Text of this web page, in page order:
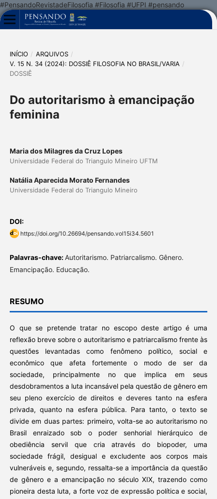
#PensandoRevistadeFilosofia #Filosofia #UFPI #pensando
INÍCIO / ARQUIVOS /
V. 15 N. 34 (2024): DOSSIÊ FILOSOFIA NO BRASIL/VARIA /
DOSSIÊ
Do autoritarismo à emancipação
feminina
Maria dos Milagres da Cruz Lopes
Universidade Federal do Triangulo Mineiro UFTM
Natália Aparecida Morato Fernandes
Universidade Federal do Triangulo Mineiro
DOI:
https://doi.org/10.26694/pensando.vol15i34.5601
Palavras-chave:Autoritarismo. Patriarcalismo. Gênero.
Emancipação. Educação.
RESUMO
O que se pretende tratar no escopo deste artigo é uma
reflexão breve sobre o autoritarismo e patriarcalismo frente às
questões levantadas como fenômeno político, social e
econômico que afeta fortemente o modo de ser da
sociedade, principalmente no que implica em seus
desdobramentos a luta incansável pela questão de gênero em
seu pleno exercício de direitos e deveres tanto na esfera
privada, quanto na esfera pública. Para tanto, o texto se
divide em duas partes: primeiro, volta-se ao autoritarismo no
Brasil enraizado sob o poder senhorial hierárquico de
obediência servil que cria através do biopoder, uma
sociedade frágil, desigual e excludente aos corpos mais
vulneráveis e, segundo, ressalta-se a importância da questão
de gênero e a emancipação no século XIX, trazendo como
pioneira desta luta, a forte voz de expressão política e social,